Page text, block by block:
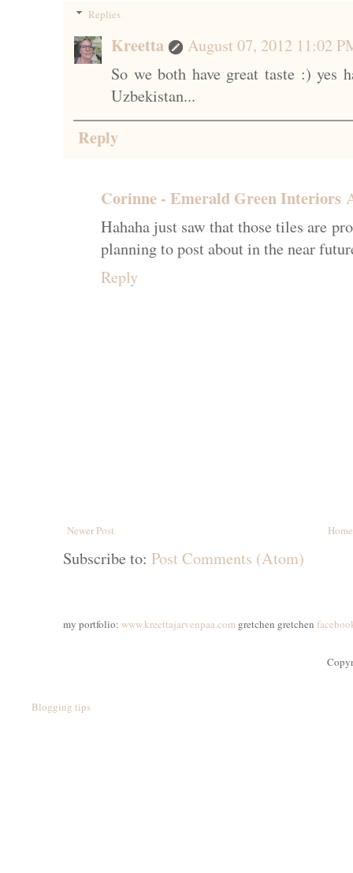
Replies
Kreetta
August 07, 2012 11:02
So we both have great taste :) yes
Uzbekistan...
Reply
Corinne - Emerald Green Interiors
Hahaha just saw that those tiles are
planning to post about in the near
Reply
Newer Post Home
Subscribe to: Post Comments (Atom)
my portfolio: www.kreettajarvenpaa.com gretchen gretchen
Blogging tips